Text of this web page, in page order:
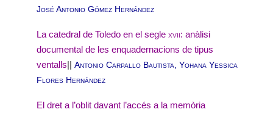
José Antonio Gómez Hernández
La catedral de Toledo en el segle xvii: anàlisi
documental de les enquadernacions de tipus
ventalls
Antonio Carpallo Bautista, Yohana Yessica
Flores Hernández
El dret a l’oblit davant l’accés a la memòria